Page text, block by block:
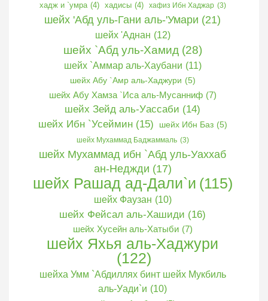
хадж и `умра (4) хадисы (4) хафиз Ибн Хаджар (3)
шейх 'Абд уль-Гани аль-'Умари (21)
шейх 'Аднан (12)
шейх `Абд уль-Хамид (28)
шейх `Аммар аль-Хаубани (11)
шейх Абу `Амр аль-Хаджури (5)
шейх Абу Хамза `Иса аль-Мусанниф (7)
шейх Зейд аль-Уассаби (14)
шейх Ибн `Усеймин (15) шейх Ибн Баз (5)
шейх Мухаммад Баджаммаль (3)
шейх Мухаммад ибн `Абд уль-Уаххаб
ан-Неджди (17)
шейх Рашад ад-Дали`и (115)
шейх Фаузан (10)
шейх Фейсал аль-Хашиди (16)
шейх Хусейн аль-Хатыби (7)
шейх Яхья аль-Хаджури
(122)
шейха Умм `Абдиллях бинт шейх Мукбиль
аль-Уади`и (10)